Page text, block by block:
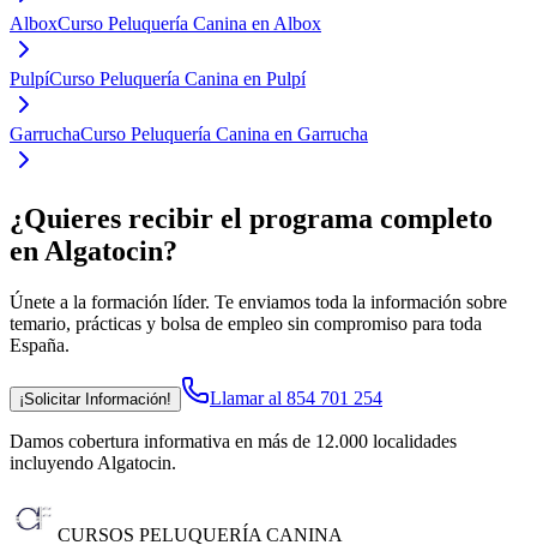
AlboxCurso Peluquería Canina en Albox
PulpíCurso Peluquería Canina en Pulpí
GarruchaCurso Peluquería Canina en Garrucha
¿Quieres recibir el programa completo
en Algatocin?
Únete a la formación líder. Te enviamos toda la información sobre
temario, prácticas y bolsa de empleo sin compromiso para toda
España.
¡Solicitar Información! Llamar al 854 701 254
Damos cobertura informativa en más de 12.000 localidades
incluyendo Algatocin.
CURSOS PELUQUERÍA CANINA